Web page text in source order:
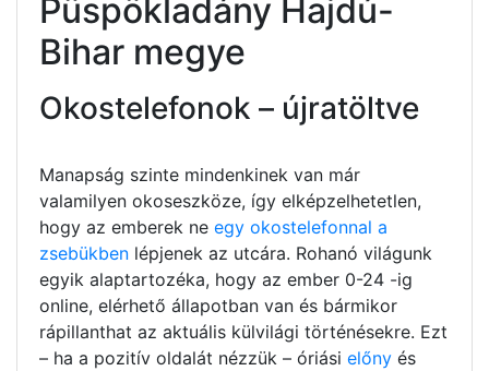
Püspökladány Hajdú-
Bihar megye
Okostelefonok – újratöltve
Manapság szinte mindenkinek van már
valamilyen okoseszköze, így elképzelhetetlen,
hogy az emberek ne egy okostelefonnal a
zsebükben lépjenek az utcára. Rohanó világunk
egyik alaptartozéka, hogy az ember 0-24 -ig
online, elérhető állapotban van és bármikor
rápillanthat az aktuális külvilági történésekre. Ezt
– ha a pozitív oldalát nézzük – óriási előny és